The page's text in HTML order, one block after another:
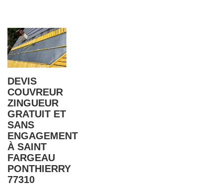
DEVIS
COUVREUR
ZINGUEUR
GRATUIT ET
SANS
ENGAGEMENT
À SAINT
FARGEAU
PONTHIERRY
77310